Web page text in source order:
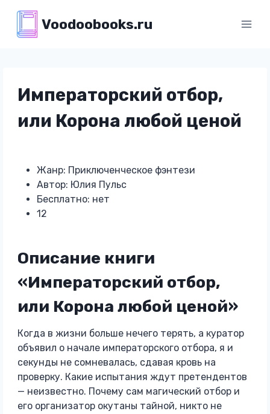
содержимому
Voodoobooks.ru
Императорский отбор,
или Корона любой ценой
Жанр: Приключенческое фэнтези
Автор: Юлия Пульс
Бесплатно: нет
12
Описание книги
«Императорский отбор,
или Корона любой ценой»
Когда в жизни больше нечего терять, а куратор
объявил о начале императорского отбора, я и
секунды не сомневалась, сдавая кровь на
проверку. Какие испытания ждут претендентов
— неизвестно. Почему сам магический отбор и
его организатор окутаны тайной, никто не